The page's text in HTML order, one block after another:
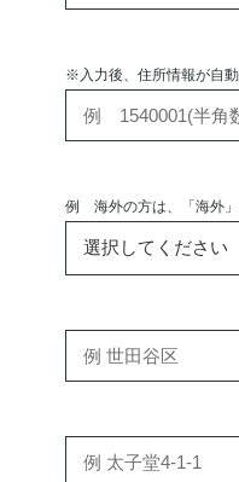
※入力後、住所情報が自
例 海外の方は、「海外」